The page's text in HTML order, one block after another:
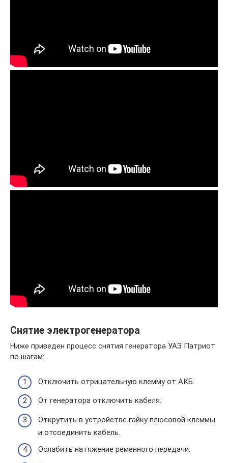
Снятие электрогенератора
Ниже приведен процесс снятия генератора УАЗ Патриот
по шагам:
Отключить отрицательную клемму от АКБ.
От генератора отключить кабеля.
Открутить в устройстве гайку плюсовой клеммы
и отсоединить кабель.
Ослабить натяжение ременного передачи.